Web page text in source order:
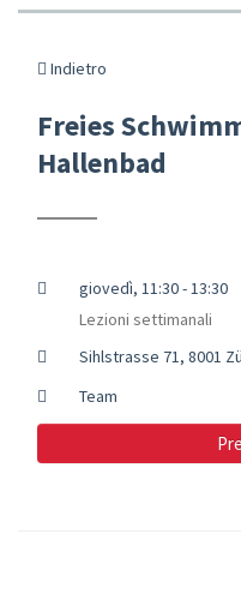
Indietro
Freies
Hallenbad
giovedì, 11:30 - 13:30
Lezioni settimanali
Sihlstrasse 71, 8001
Team